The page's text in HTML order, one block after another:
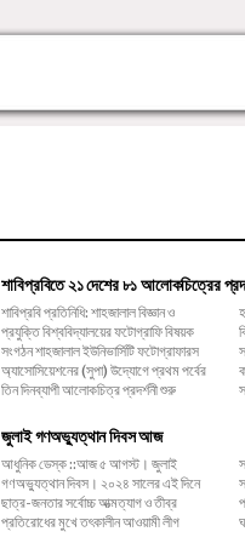
শাবিপ্রবিতে ২১ দেশের ৮১ আলোকচিত্রের
শাবিপ্রবি প্রতিনিধি: শাহজালাল বিজ্ঞান ও
প্রযুক্তি বিশ্ববিদ্যালয়ের ফটোগ্রাফি বিষয়ক
সংগঠন শাহজালাল ইউনিভার্সিটি ফটোগ্রাফারস
অ্যাসোসিয়েশনের (সুপা) উদ্যোগে প্রথম পর্বের
তিন দিনব্যাপী আলোকচিত্র প্রদর্শনী শুরু
হয়েছে। বৃহস্পতিবার সকাল ১১টায়
বিশ্ববিদ্যালয়ের শিক্ষাভবন ডি এর নিচতলায়
সংগঠনটির উপদেষ্টারা এ প্রদর্শনীর উদ্বোধন
করেন । এ আলোকচিত্র প্রদর্শনীটি ৮ আগস্ট
জুলাই গণঅভ্যুত্থান দিবস আজ
আধুনিক ডেস্ক ::আজ ৫ আগস্ট। জুলাই
গণঅভ্যুত্থান দিবস। ২০২৪ সালের এই দিনে
ছাত্র-জনতার সর্বোচ্চ আত্মত্যাগ ও তীব্র
প্রতিরোধের মুখে তৎকালীন আওয়ামী লীগ
সরকারের পতন ঘটে। দেশ ছেড়ে ভারতে চলে যান
সাবেক প্রধানমন্ত্রী শেখ হাসিনা। এর মাধ্যমে
প্রায় ১৬ বছরের কর্তৃত্ববাদী শাসনের অবসান